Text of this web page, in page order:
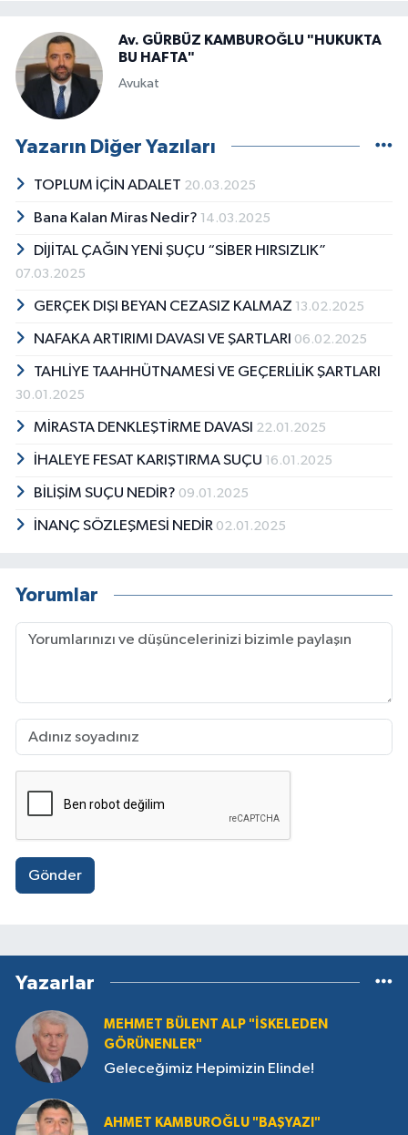
Av. GÜRBÜZ KAMBUROĞLU "HUKUKTA
BU HAFTA"
Avukat
Yazarın Diğer Yazıları
TOPLUM İÇİN ADALET 20.03.2025
Bana Kalan Miras Nedir? 14.03.2025
DİJİTAL ÇAĞIN YENİ ŞUÇU “SİBER HIRSIZLIK”
07.03.2025
GERÇEK DIŞI BEYAN CEZASIZ KALMAZ 13.02.2025
NAFAKA ARTIRIMI DAVASI VE ŞARTLARI 06.02.2025
TAHLİYE TAAHHÜTNAMESİ VE GEÇERLİLİK ŞARTLARI
30.01.2025
MİRASTA DENKLEŞTİRME DAVASI 22.01.2025
İHALEYE FESAT KARIŞTIRMA SUÇU 16.01.2025
BİLİŞİM SUÇU NEDİR? 09.01.2025
İNANÇ SÖZLEŞMESİ NEDİR 02.01.2025
Yorumlar
Gönder
Yazarlar
MEHMET BÜLENT ALP "İSKELEDEN
GÖRÜNENLER"
Geleceğimiz Hepimizin Elinde!
AHMET KAMBUROĞLU "BAŞYAZI"